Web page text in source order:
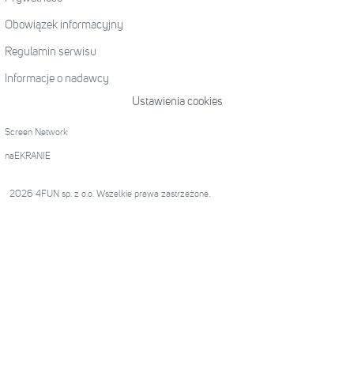
Obowiązek informacyjny
Regulamin serwisu
Informacje o nadawcy
Ustawienia cookies
Screen Network
naEKRANIE
2026 4FUN sp. z o.o. Wszelkie prawa zastrzeżone.